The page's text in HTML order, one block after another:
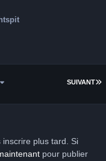
SUIVANT
plus tard. Si
pour publier